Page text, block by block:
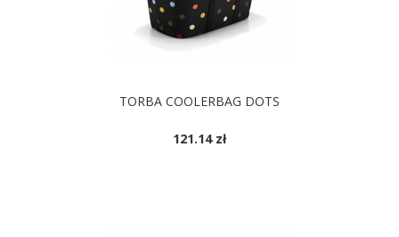
TORBA COOLERBAG DOTS
121.14 zł